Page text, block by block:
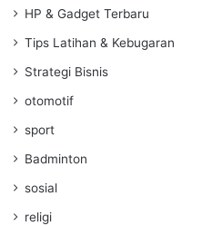
HP & Gadget Terbaru
Tips Latihan & Kebugaran
Strategi Bisnis
otomotif
sport
Badminton
sosial
religi